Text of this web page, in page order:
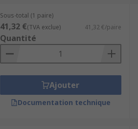
Sous-total (1 paire)
41,32 €(TVA exclue) 41,32 €/paire
Quantité
Ajouter
Documentation technique